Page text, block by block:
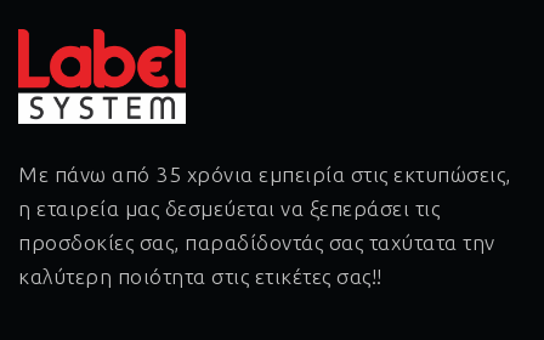
Με πάνω από 35 χρόνια εμπειρία στις εκτυπώσεις,
η εταιρεία μας δεσμεύεται να ξεπεράσει τις
προσδοκίες σας, παραδίδοντάς σας ταχύτατα την
καλύτερη ποιότητα στις ετικέτες σας!!